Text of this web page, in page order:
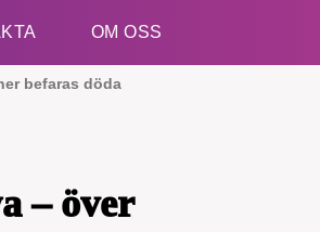
OM OSS
befaras döda
– över